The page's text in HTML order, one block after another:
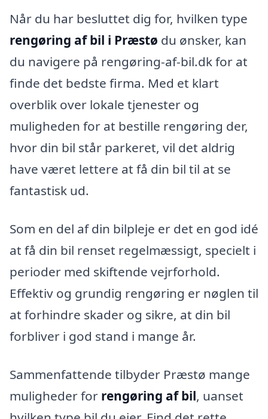
Når du har besluttet dig for, hvilken type
rengøring af bil i Præstø du ønsker, kan
du navigere på rengøring-af-bil.dk for at
finde det bedste firma. Med et klart
overblik over lokale tjenester og
muligheden for at bestille rengøring der,
hvor din bil står parkeret, vil det aldrig
have været lettere at få din bil til at se
fantastisk ud.
Som en del af din bilpleje er det en god idé
at få din bil renset regelmæssigt, specielt i
perioder med skiftende vejrforhold.
Effektiv og grundig rengøring er nøglen til
at forhindre skader og sikre, at din bil
forbliver i god stand i mange år.
Sammenfattende tilbyder Præstø mange
muligheder for rengøring af bil, uanset